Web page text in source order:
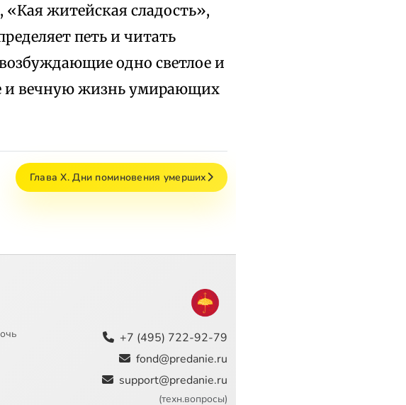
житейская сладость»,
петь и читать
одно светлое и
и вечную жизнь умирающих
Глава X. Дни поминовения умерших
+7 (495) 722-92-79
fond@predanie.ru
support@predanie.ru
(техн.вопросы)